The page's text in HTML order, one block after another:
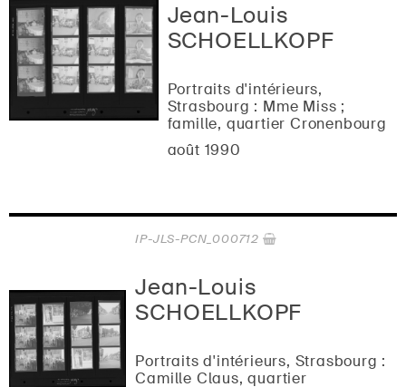
Jean-Louis
SCHOELLKOPF
Portraits d'intérieurs,
Strasbourg : Mme Miss ;
famille, quartier Cronenbourg
août 1990
Jean-Louis
SCHOELLKOPF
Portraits d'intérieurs, Strasbourg :
Camille Claus, quartier
IP-JLS-PCN_000712